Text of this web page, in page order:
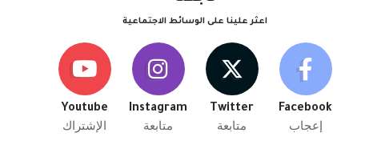
اعثر علينا على الوسائط الاجتماعية
Facebook
إعجاب
Twitter
متابعة
Instagram
متابعة
Youtube
الإشتراك